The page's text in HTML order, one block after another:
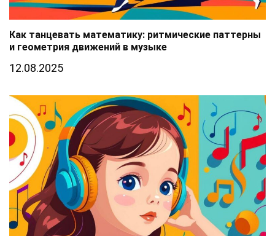
Как танцевать математику: ритмические паттерны
и геометрия движений в музыке
12.08.2025